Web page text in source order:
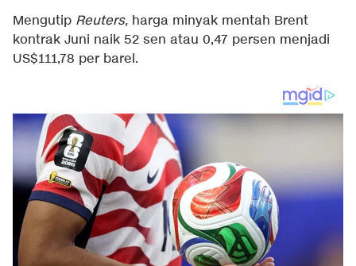
Mengutip Reuters, harga minyak mentah Brent
kontrak Juni naik 52 sen atau 0,47 persen menjadi
US$111,78 per barel.